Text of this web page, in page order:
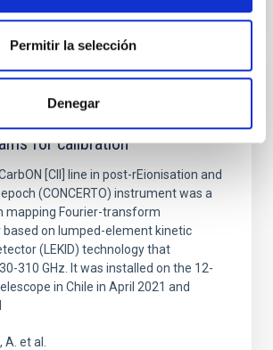
Permitir la selección
Denegar
0
for calibration
[CII] line in post-rEionisation and
(CONCERTO) instrument was a
mapping Fourier-transform
on lumped-element kinetic
(LEKID) technology that
310 GHz. It was installed on the 12-
in Chile in April 2021 and
A. et al.